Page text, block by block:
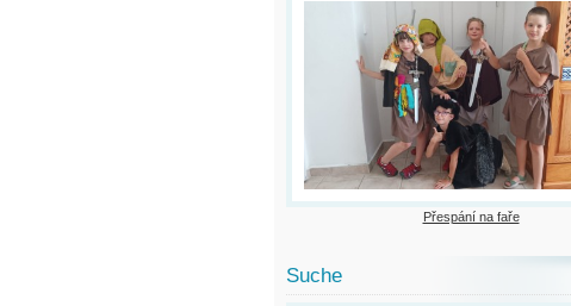
Přespání na faře
Suche